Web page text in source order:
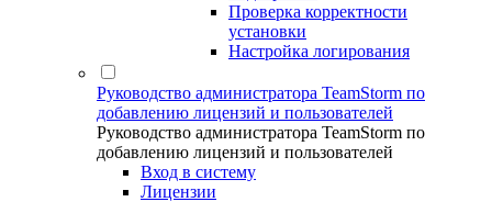
Проверка корректности
установки
Настройка логирования
Руководство администратора TeamStorm по
добавлению лицензий и пользователей
Руководство администратора TeamStorm по
добавлению лицензий и пользователей
Вход в систему
Лицензии